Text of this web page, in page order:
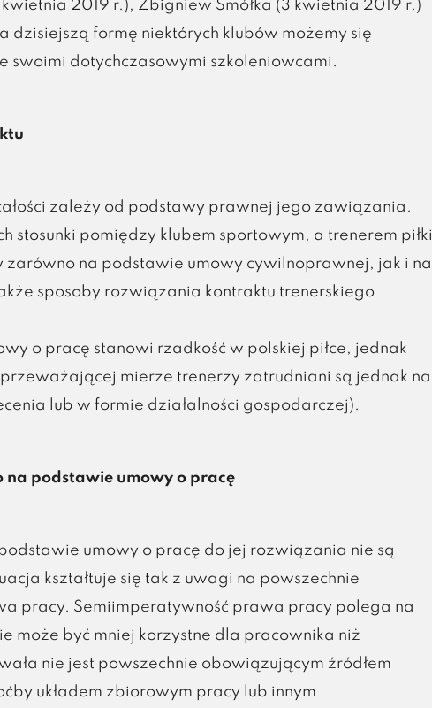
kwietnia 2019 r.), Zbigniew Smółka (3 kwietnia 2019 r.)
dzisiejszą formę niektórych klubów możemy się
swoimi dotychczasowymi szkoleniowcami.
zależy od podstawy prawnej jego zawiązania.
stosunki pomiędzy klubem sportowym, a trenerem piłki
zarówno na podstawie umowy cywilnoprawnej, jak i na
sposoby rozwiązania kontraktu trenerskiego
o pracę stanowi rzadkość w polskiej piłce, jednak
mierze trenerzy zatrudniani są jednak na
lub w formie działalności gospodarczej).
podstawie umowy o pracę
umowy o pracę do jej rozwiązania nie są
kształtuje się tak z uwagi na powszechnie
pracy. Semiimperatywność prawa pracy polega na
może być mniej korzystne dla pracownika niż
nie jest powszechnie obowiązującym źródłem
układem zbiorowym pracy lub innym